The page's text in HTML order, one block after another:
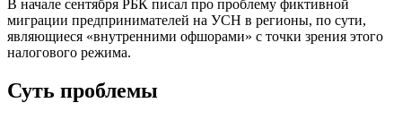
В начале сентября РБК писал про проблему фиктивной
миграции предпринимателей на УСН в регионы, по сути,
являющиеся «внутренними офшорами» с точки зрения этого
налогового режима.
Суть проблемы